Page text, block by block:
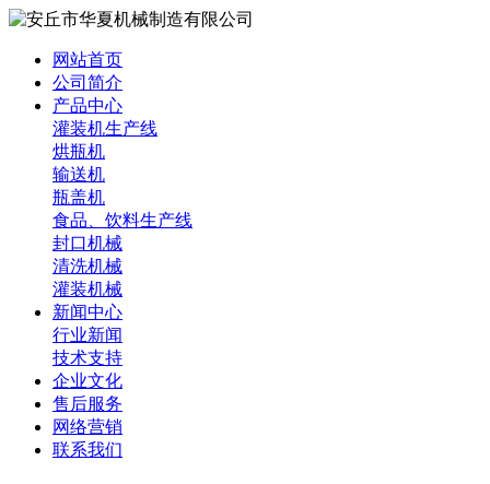
网站首页
公司简介
产品中心
灌装机生产线
烘瓶机
输送机
瓶盖机
食品、饮料生产线
封口机械
清洗机械
灌装机械
新闻中心
行业新闻
技术支持
企业文化
售后服务
网络营销
联系我们